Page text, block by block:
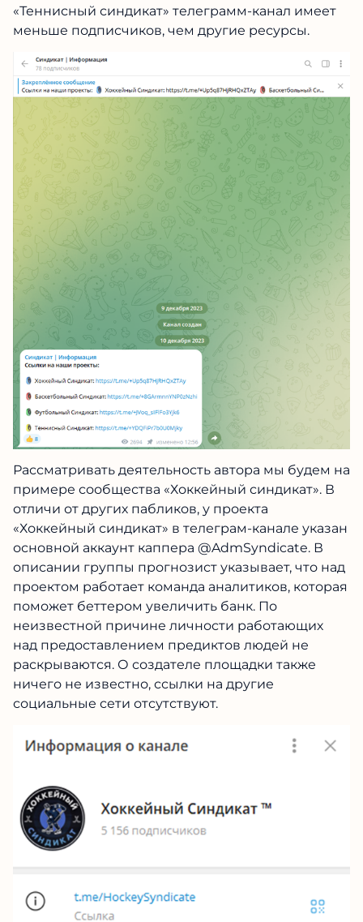
«Теннисный синдикат» телеграмм-канал имеет
меньше подписчиков, чем другие ресурсы.
Рассматривать деятельность автора мы будем на
примере сообщества «Хоккейный синдикат». В
отличи от других пабликов, у проекта
«Хоккейный синдикат» в телеграм-канале указан
основной аккаунт каппера @AdmSyndicate. В
описании группы прогнозист указывает, что над
проектом работает команда аналитиков, которая
поможет беттером увеличить банк. По
неизвестной причине личности работающих
над предоставлением предиктов людей не
раскрываются. О создателе площадки также
ничего не известно, ссылки на другие
социальные сети отсутствуют.